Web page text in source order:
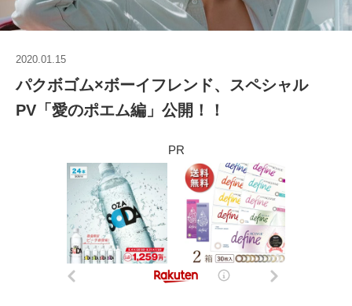
2020.01.15
パクボゴム×ボーイフレンド、スペシャル
PV「愛のポエム編」公開！！
PR